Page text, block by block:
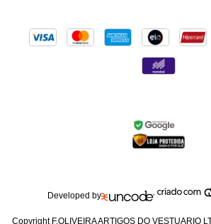
Developed by
Copyright F.OLIVEIRA ARTIGOS DO VESTUARIO